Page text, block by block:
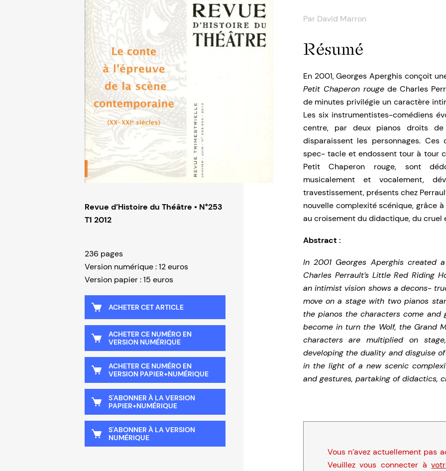
Revue d’Histoire du Théâtre • N°253
T1 2012
236 pages
Version numérique : 12 euros
Version papier : 15 euros
ACHETER CET ARTICLE
ACHETER CE NUMÉRO EN
VERSION NUMÉRIQUE
ACHETER CE NUMÉRO EN
VERSION PAPIER+NUMÉRIQUE
S'ABONNER À LA VERSION
PAPIER+NUMÉRIQUE
S'ABONNER À LA VERSION
NUMÉRIQUE
Par David Marron
Résumé
En 2001, Georges Aperghis conçoit
Petit Chaperon rougede Charles
de minutes privilégie un caractère
Les six instrumentistes-comédiens
centre, par deux pianos droits
disparaissent les personnages.
spec- tacle et endossent tour à tour
Petit Chaperon rouge, sont
musicalement et vocalement,
travestissement, présents chez
nouvelle complexité scénique, grâce
au croisement du didactique, du cruel
Abstract :
In 2001 Georges Aperghis created
Charles Perrault’s Little Red Riding
an intimist vision shows a decons-
move on a stage with two pianos
the pianos the characters come and
become in turn the Wolf, the Grand
characters are multiplied on
developing the duality and disguise
in the light of a new scenic
and gestures, partaking of didactics,
Vous n’avez actuellement pas
Veuillez vous connecter à